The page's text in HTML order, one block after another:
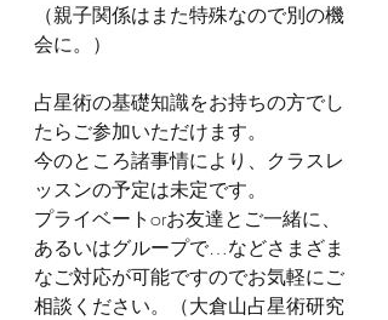
（親子関係はまた特殊なので別の機
会に。）
占星術の基礎知識をお持ちの方でし
たらご参加いただけます。
今のところ諸事情により、クラスレ
ッスンの予定は未定です。
プライベートorお友達とご一緒に、
あるいはグループで…などさまざま
なご対応が可能ですのでお気軽にご
相談ください。（大倉山占星術研究